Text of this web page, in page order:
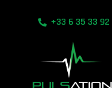
+33 6 35 33 92